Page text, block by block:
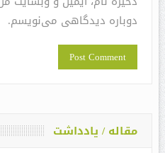
دوباره دیدگاهی می‌نویسم.
مقاله / یادداشت